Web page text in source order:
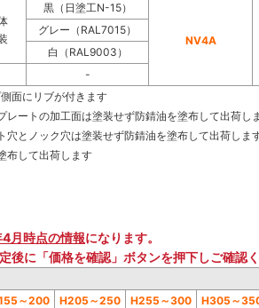
黒（日塗工N-15）
NV4A
グレー（RAL7015）
白（RAL9003）
-
面にリブが付きます
レートの加工面は塗装せず防錆油を塗布して出荷し
穴とノック穴は塗装せず防錆油を塗布して出荷しま
布して出荷します
月時点の情報になります。
後に「価格を確認」ボタンを押下しご確認
～200 H205～250 H255～300
H305～